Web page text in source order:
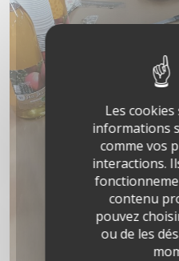
Les
informations
comme vos
interactions.
contenu
pouvez
ou de les